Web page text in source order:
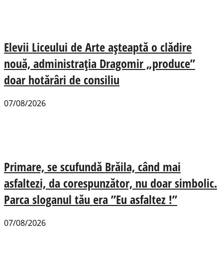
Elevii Liceului de Arte așteaptă o clădire
nouă, administrația Dragomir „produce”
doar hotărâri de consiliu
07/08/2026
Primare, se scufundă Brăila, când mai
asfaltezi, da corespunzător, nu doar simbolic.
Parca sloganul tău era ”Eu asfaltez !”
07/08/2026